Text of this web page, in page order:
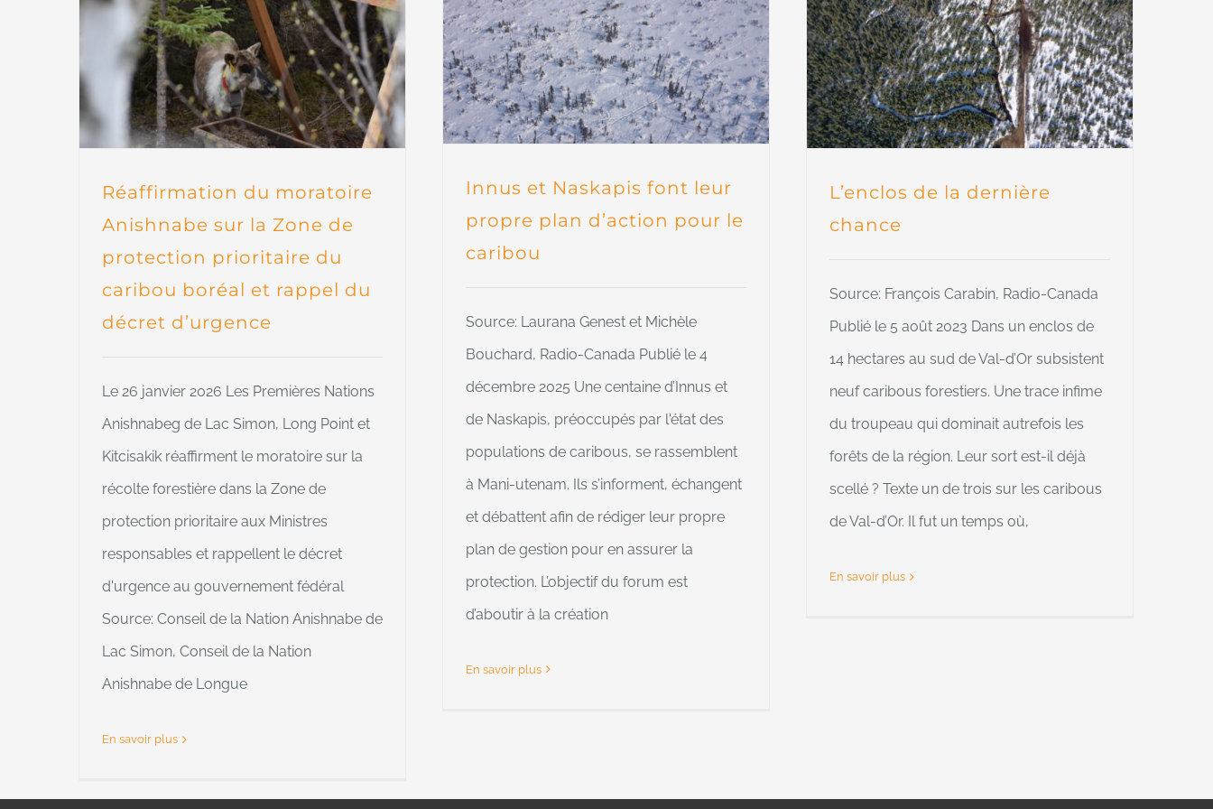
Anishnabe sur la Zone de
caribou boréal et rappel du
décret d’urgence
Réaffirmation du moratoire
Anishnabe sur la Zone de
protection prioritaire du
caribou boréal et rappel du
décret d’urgence
Le 26 janvier 2026 Les Premières Nations
Anishnabeg de Lac Simon, Long Point et
Kitcisakik réaffirment le moratoire sur la
récolte forestière dans la Zone de
protection prioritaire aux Ministres
responsables et rappellent le décret
d'urgence au gouvernement fédéral
Source: Conseil de la Nation Anishnabe de
Lac Simon, Conseil de la Nation
Anishnabe de Longue
En savoir plus
Innus et Naskapis font leur
propre plan d’action pour
le caribou
Innus et Naskapis font leur
propre plan d’action pour le
caribou
Source: Laurana Genest et Michèle
Bouchard, Radio-Canada Publié le 4
décembre 2025 Une centaine d’Innus et
de Naskapis, préoccupés par l'état des
populations de caribous, se rassemblent
à Mani-utenam. Ils s’informent, échangent
et débattent afin de rédiger leur propre
plan de gestion pour en assurer la
protection. L’objectif du forum est
d’aboutir à la création
En savoir plus
L’enclos de la dernière
chance
L’enclos de la dernière
chance
Source: François Carabin, Radio-Canada
Publié le 5 août 2023 Dans un enclos de
14 hectares au sud de Val-d’Or subsistent
neuf caribous forestiers. Une trace infime
du troupeau qui dominait autrefois les
forêts de la région. Leur sort est-il déjà
scellé ? Texte un de trois sur les caribous
de Val-d’Or. Il fut un temps où,
En savoir plus